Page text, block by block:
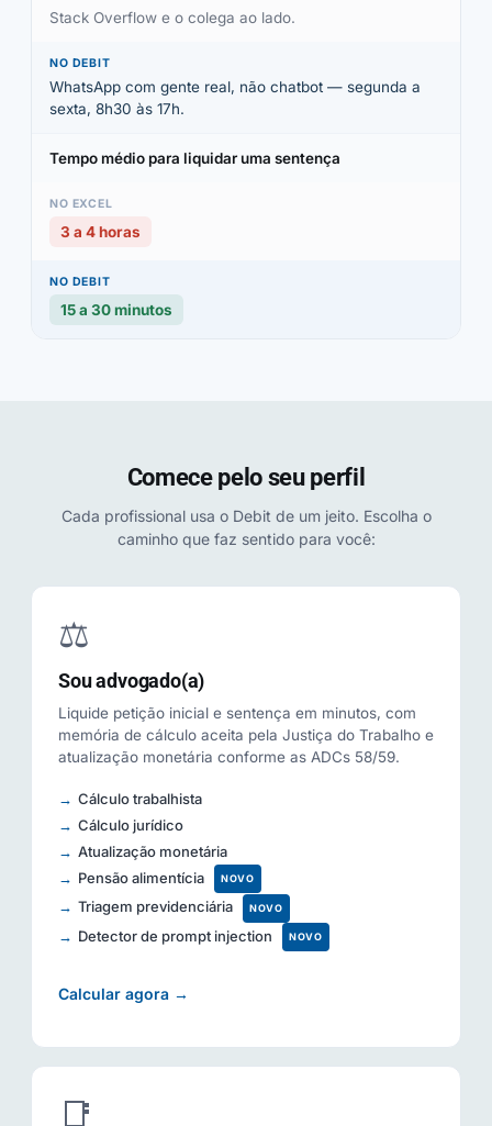
Stack Overflow e o colega ao lado.
WhatsApp com gente real, não chatbot — segunda a
sexta, 8h30 às 17h.
Tempo médio para liquidar uma sentença
3 a 4 horas
15 a 30 minutos
Comece pelo seu perfil
Cada profissional usa o Debit de um jeito. Escolha o
caminho que faz sentido para você:
⚖️
Sou advogado(a)
Liquide petição inicial e sentença em minutos, com
memória de cálculo aceita pela Justiça do Trabalho e
atualização monetária conforme as ADCs 58/59.
Cálculo trabalhista
Cálculo jurídico
Atualização monetária
Pensão alimentícia
NOVO
Triagem previdenciária NOVO
Detector de prompt injection NOVO
Calcular agora →
📑